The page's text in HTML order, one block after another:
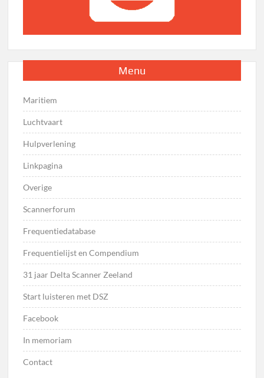
Menu
Maritiem
Luchtvaart
Hulpverlening
Linkpagina
Overige
Scannerforum
Frequentiedatabase
Frequentielijst en Compendium
31 jaar Delta Scanner Zeeland
Start luisteren met DSZ
Facebook
In memoriam
Contact